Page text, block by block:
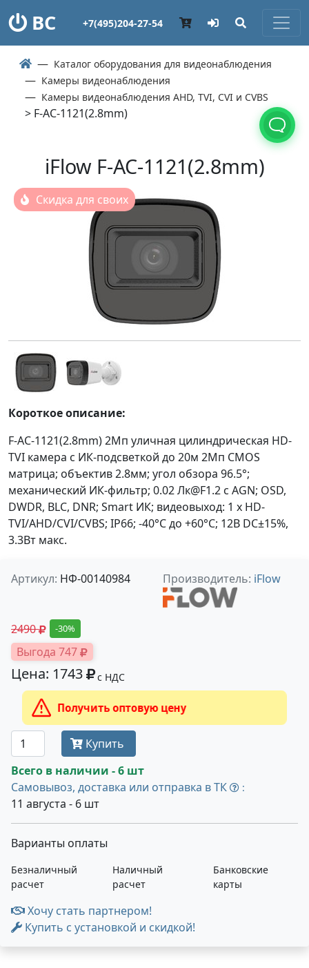
ВС +7(495)204-27-54
Каталог оборудования для видеонаблюдения
Камеры видеонаблюдения
Камеры видеонаблюдения AHD, TVI, CVI и CVBS
> F-AC-1121(2.8mm)
iFlow F-AC-1121(2.8mm)
Скидка для своих
Короткое описание:
F-AC-1121(2.8mm) 2Мп уличная цилиндрическая HD-
TVI камера с ИК-подсветкой до 20м 2Мп CMOS
матрица; объектив 2.8мм; угол обзора 96.5°;
механический ИК-фильтр; 0.02 Лк@F1.2 с AGN; OSD,
DWDR, BLC, DNR; Smart ИК; видеовыход: 1 х HD-
TVI/AHD/CVI/CVBS; IP66; -40°С до +60°С; 12В DC±15%,
3.3Вт макс.
Артикул: НФ-00140984 Производитель: iFlow
2490 -30%
Выгода 747
Цена: 1743 с НДС
Получить оптовую цену
Купить
Всего в наличии - 6 шт
Самовывоз, доставка или отправка в ТК
:
11 августа - 6 шт
Варианты оплаты
Безналичный
расчет
Наличный
расчет
Банковские
карты
Хочу стать партнером!
Купить с установкой и скидкой!